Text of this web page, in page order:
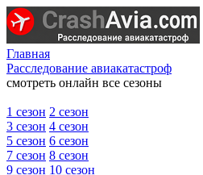
Главная
Расследование авиакатастроф
смотреть онлайн все сезоны
1 сезон 2 сезон
3 сезон 4 сезон
5 сезон 6 сезон
7 сезон 8 сезон
9 сезон 10 сезон